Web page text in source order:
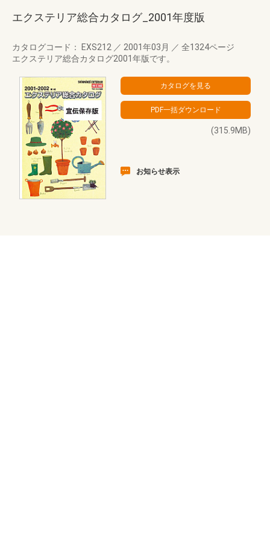
エクステリア総合カタログ_2001年度版
カタログコード： EXS212 ／ 2001年03月 ／ 全1324ページ
エクステリア総合カタログ2001年版です。
(315.9MB)
お知らせ表示